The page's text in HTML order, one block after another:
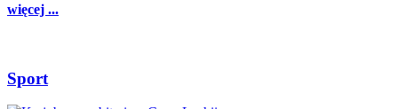
więcej ...
Sport